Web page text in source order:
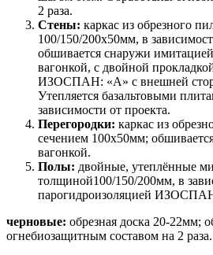
2 раза.
Стены: каркас из обрезного
100/150/200х50мм, в
обшивается снаружи
вагонкой, с двойной
ИЗОСПАН: «А» с внешней
Утепляется базальтовыми
зависимости от проекта.
Перегородки: каркас из
сечением 100х50мм;
вагонкой.
Полы: двойные, утеплённые
толщиной100/150/200мм, в
парогидроизоляцией
черновые: обрезная доска 20-22мм;
огнебиозащитным составом на 2 раза.